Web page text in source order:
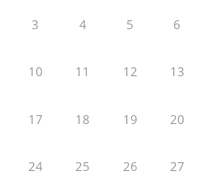
3 4 5 6
10 11 12 13
17 18 19 20
24 25 26 27